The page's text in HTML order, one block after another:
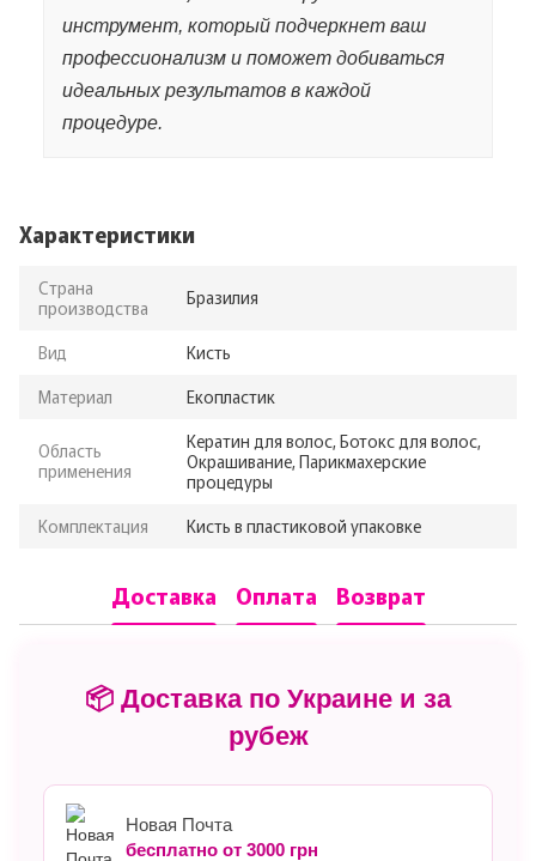
инструмент, который подчеркнет ваш
профессионализм и поможет добиваться
идеальных результатов в каждой
процедуре.
Характеристики
Страна
производства
Бразилия
Вид
Кисть
Материал
Екопластик
Область
применения
Кератин для волос, Ботокс для волос,
Окрашивание, Парикмахерские
процедуры
Комплектация
Кисть в пластиковой упаковке
Доставка Оплата Возврат
📦 Доставка по Украине и за
рубеж
Новая Почта
бесплатно от 3000 грн